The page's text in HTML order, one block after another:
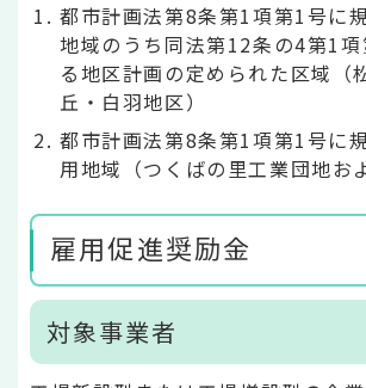
都市計画法第8条第1項第1号に
地域のうち同法第12条の4第1
る地区計画の定められた区域（
丘・白羽地区）
都市計画法第8条第1項第1号に
用地域（つくばの里工業団地お
雇用促進奨励金
対象事業者